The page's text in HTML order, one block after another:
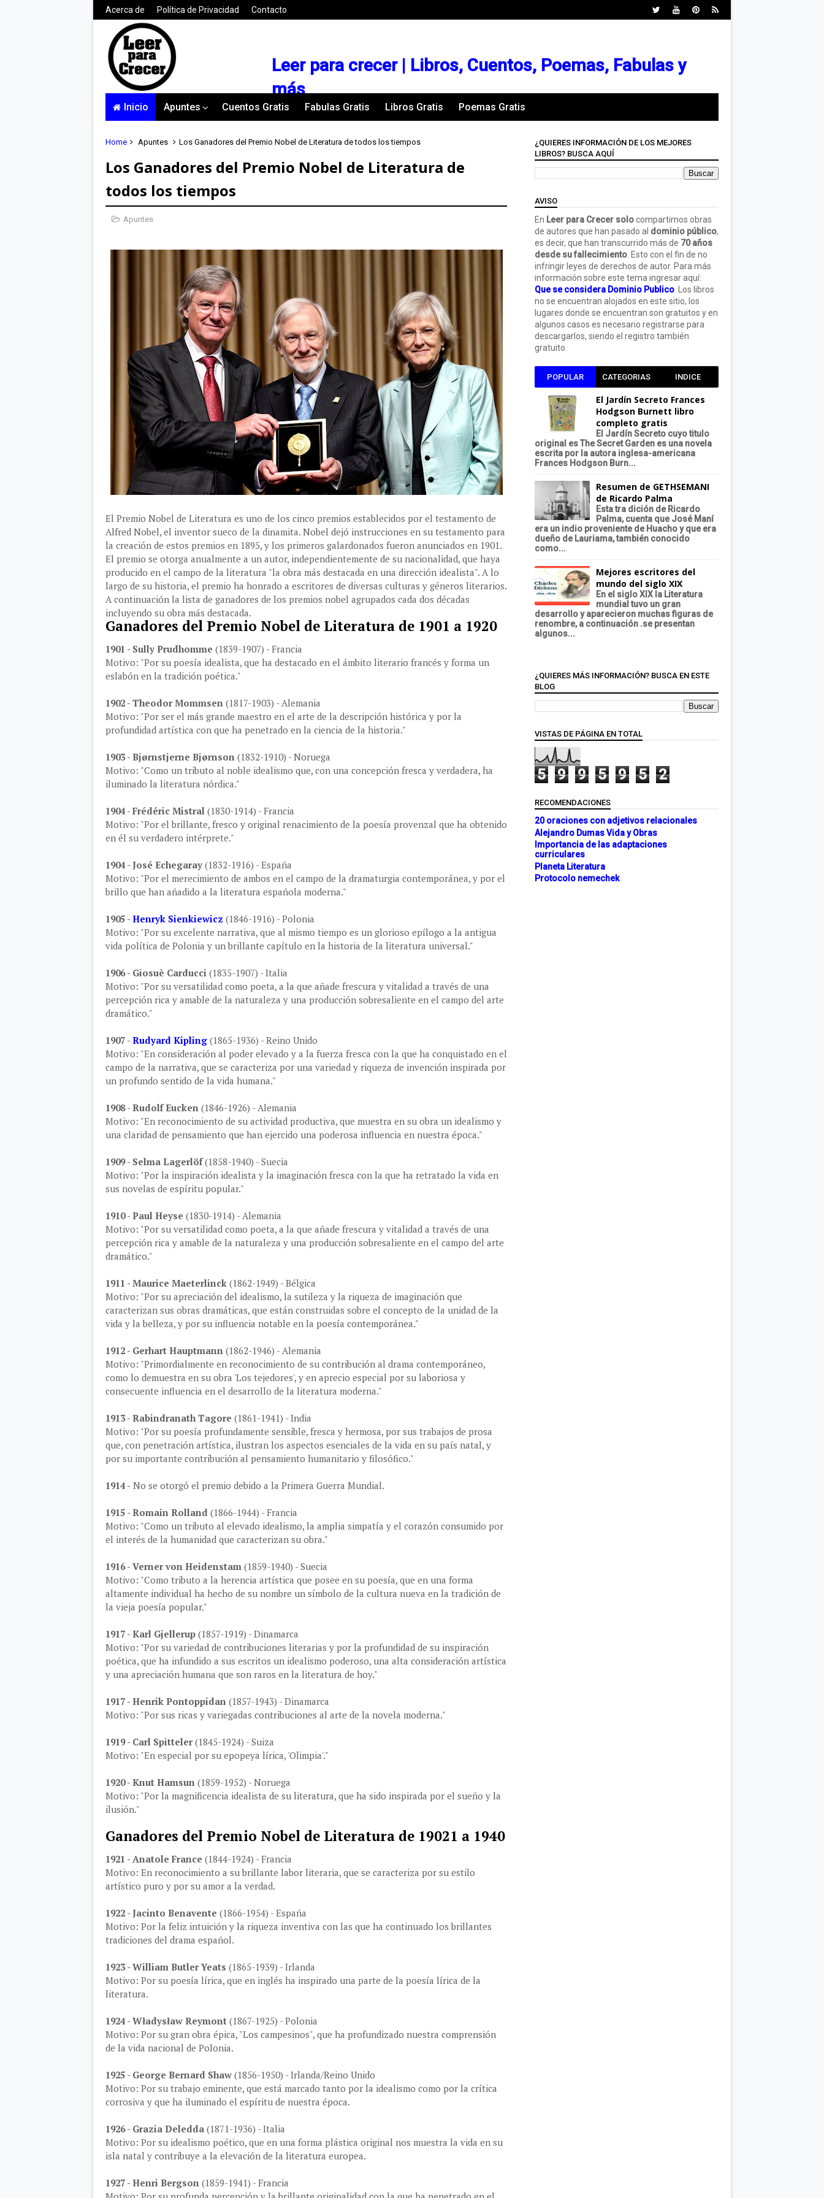
Acerca de Política de Privacidad Contacto
Leer para crecer | Libros, Cuentos, Poemas, Fabulas y
más
Inicio Apuntes Cuentos Gratis Fabulas Gratis Libros Gratis Poemas Gratis
Home Apuntes Los Ganadores del Premio Nobel de Literatura de todos los tiempos
Los Ganadores del Premio Nobel de Literatura de
todos los tiempos
Apuntes
El Premio Nobel de Literatura es uno de los cinco premios establecidos por el testamento de
Alfred Nobel, el inventor sueco de la dinamita. Nobel dejó instrucciones en su testamento para
la creación de estos premios en 1895, y los primeros galardonados fueron anunciados en 1901.
El premio se otorga anualmente a un autor, independientemente de su nacionalidad, que haya
producido en el campo de la literatura "la obra más destacada en una dirección idealista". A lo
largo de su historia, el premio ha honrado a escritores de diversas culturas y géneros literarios.
A continuación la lista de ganadores de los premios nobel agrupados cada dos décadas
incluyendo su obra más destacada.
Ganadores del Premio Nobel de Literatura de 1901 a 1920
1901 - Sully Prudhomme (1839-1907) - Francia
Motivo: "Por su poesía idealista, que ha destacado en el ámbito literario francés y forma un
eslabón en la tradición poética."
1902 - Theodor Mommsen (1817-1903) - Alemania
Motivo: "Por ser el más grande maestro en el arte de la descripción histórica y por la
profundidad artística con que ha penetrado en la ciencia de la historia."
1903 - Bjørnstjerne Bjørnson (1832-1910) - Noruega
Motivo: "Como un tributo al noble idealismo que, con una concepción fresca y verdadera, ha
iluminado la literatura nórdica."
1904 - Frédéric Mistral (1830-1914) - Francia
Motivo: "Por el brillante, fresco y original renacimiento de la poesía provenzal que ha obtenido
en él su verdadero intérprete."
1904 - José Echegaray (1832-1916) - España
Motivo: "Por el merecimiento de ambos en el campo de la dramaturgia contemporánea, y por el
brillo que han añadido a la literatura española moderna."
1905 - Henryk Sienkiewicz (1846-1916) - Polonia
Motivo: "Por su excelente narrativa, que al mismo tiempo es un glorioso epílogo a la antigua
vida política de Polonia y un brillante capítulo en la historia de la literatura universal."
1906 - Giosuè Carducci (1835-1907) - Italia
Motivo: "Por su versatilidad como poeta, a la que añade frescura y vitalidad a través de una
percepción rica y amable de la naturaleza y una producción sobresaliente en el campo del arte
dramático."
1907 - Rudyard Kipling (1865-1936) - Reino Unido
Motivo: "En consideración al poder elevado y a la fuerza fresca con la que ha conquistado en el
campo de la narrativa, que se caracteriza por una variedad y riqueza de invención inspirada por
un profundo sentido de la vida humana."
1908 - Rudolf Eucken (1846-1926) - Alemania
Motivo: "En reconocimiento de su actividad productiva, que muestra en su obra un idealismo y
una claridad de pensamiento que han ejercido una poderosa influencia en nuestra época."
1909 - Selma Lagerlöf(1858-1940) - Suecia
Motivo: "Por la inspiración idealista y la imaginación fresca con la que ha retratado la vida en
sus novelas de espíritu popular."
1910 - Paul Heyse (1830-1914) - Alemania
Motivo: "Por su versatilidad como poeta, a la que añade frescura y vitalidad a través de una
percepción rica y amable de la naturaleza y una producción sobresaliente en el campo del arte
dramático."
1911 - Maurice Maeterlinck (1862-1949) - Bélgica
Motivo: "Por su apreciación del idealismo, la sutileza y la riqueza de imaginación que
caracterizan sus obras dramáticas, que están construidas sobre el concepto de la unidad de la
vida y la belleza, y por su influencia notable en la poesía contemporánea."
1912 - Gerhart Hauptmann (1862-1946) - Alemania
Motivo: "Primordialmente en reconocimiento de su contribución al drama contemporáneo,
como lo demuestra en su obra 'Los tejedores', y en aprecio especial por su laboriosa y
consecuente influencia en el desarrollo de la literatura moderna."
1913 - Rabindranath Tagore (1861-1941) - India
Motivo: "Por su poesía profundamente sensible, fresca y hermosa, por sus trabajos de prosa
que, con penetración artística, ilustran los aspectos esenciales de la vida en su país natal, y
por su importante contribución al pensamiento humanitario y filosófico."
1914 - No se otorgó el premio debido a la Primera Guerra Mundial.
1915 - Romain Rolland (1866-1944) - Francia
Motivo: "Como un tributo al elevado idealismo, la amplia simpatía y el corazón consumido por
el interés de la humanidad que caracterizan su obra."
1916 - Verner von Heidenstam (1859-1940) - Suecia
Motivo: "Como tributo a la herencia artística que posee en su poesía, que en una forma
altamente individual ha hecho de su nombre un símbolo de la cultura nueva en la tradición de
la vieja poesía popular."
1917 - Karl Gjellerup (1857-1919) - Dinamarca
Motivo: "Por su variedad de contribuciones literarias y por la profundidad de su inspiración
poética, que ha infundido a sus escritos un idealismo poderoso, una alta consideración artística
y una apreciación humana que son raros en la literatura de hoy."
1917 - Henrik Pontoppidan (1857-1943) - Dinamarca
Motivo: "Por sus ricas y variegadas contribuciones al arte de la novela moderna."
1919 - Carl Spitteler(1845-1924) - Suiza
Motivo: "En especial por su epopeya lírica, 'Olimpia'."
1920 - Knut Hamsun (1859-1952) - Noruega
Motivo: "Por la magnificencia idealista de su literatura, que ha sido inspirada por el sueño y la
ilusión."
Ganadores del Premio Nobel de Literatura de 19021 a 1940
1921 - Anatole France (1844-1924) - Francia
Motivo: En reconocimiento a su brillante labor literaria, que se caracteriza por su estilo
artístico puro y por su amor a la verdad.
1922 - Jacinto Benavente (1866-1954) - España
Motivo: Por la feliz intuición y la riqueza inventiva con las que ha continuado los brillantes
tradiciones del drama español.
1923 - William Butler Yeats (1865-1939) - Irlanda
Motivo: Por su poesía lírica, que en inglés ha inspirado una parte de la poesía lírica de la
literatura.
1924 - Władysław Reymont (1867-1925) - Polonia
Motivo: Por su gran obra épica, "Los campesinos", que ha profundizado nuestra comprensión
de la vida nacional de Polonia.
1925 - George Bernard Shaw (1856-1950) - Irlanda/Reino Unido
Motivo: Por su trabajo eminente, que está marcado tanto por la idealismo como por la crítica
corrosiva y que ha iluminado el espíritu de nuestra época.
1926 - Grazia Deledda (1871-1936) - Italia
Motivo: Por su idealismo poético, que en una forma plástica original nos muestra la vida en su
isla natal y contribuye a la elevación de la literatura europea.
1927 - Henri Bergson (1859-1941) - Francia
¿QUIERES INFORMACIÓN DE LOS MEJORES
LIBROS? BUSCA AQUÍ
AVISO
En Leer para Crecer solocompartimos obras
de autores que han pasado al dominio público,
es decir, que han transcurrido más de 70 años
desde su fallecimiento . Esto con el fin de no
infringir leyes de derechos de autor. Para más
información sobre este tema ingresar aquí:
Que se considera Dominio Publico . Los libros
no se encuentran alojados en este sitio, los
lugares donde se encuentran son gratuitos y en
algunos casos es necesario registrarse para
descargarlos, siendo el registro también
gratuito.
POPULAR CATEGORIAS INDICE
El Jardín Secreto Frances
Hodgson Burnett libro
completo gratis
El Jardín Secreto cuyo titulo
original es The Secret Garden es una novela
escrita por la autora inglesa-americana
Frances Hodgson Burn...
Resumen de GETHSEMANI
de Ricardo Palma
Esta tra dición de Ricardo
Palma, cuenta que José Maní
era un indio proveniente de Huacho y que era
dueño de Lauriama, también conocido
como...
Mejores escritores del
mundo del siglo XIX
En el siglo XIX la Literatura
mundial tuvo un gran
desarrollo y aparecieron muchas figuras de
renombre, a continuación .se presentan
algunos...
¿QUIERES MÁS INFORMACIÓN? BUSCA EN ESTE
BLOG
VISTAS DE PÁGINA EN TOTAL
5 9 9 5 9 5 2
RECOMENDACIONES
20 oraciones con adjetivos relacionales
Alejandro Dumas Vida y Obras
Importancia de las adaptaciones
curriculares
Planeta Literatura
Protocolo nemechek